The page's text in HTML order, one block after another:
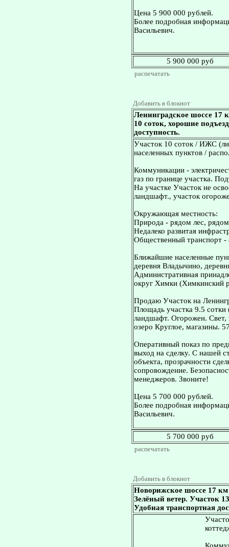
Цена 5 900 000 рублей.
Более подробная
Васильевич.
5 900 000 руб
распечатать
Добавить в блокнот
Ленинградское шоссе 17
10 соток, хорошие
доступность.
Участок 10 соток / ИЖС
населенных пунктов /
Коммуникации -
газ по границе участка.
На участке Участок не
ландшафт., участок
Окружающая местность:
Природа - рядом лес,
Недалеко развитая
Общественный транспорт -
Ближайшие населенные
деревня Владычино,
Административная
округ Химки (Химкинский
Продаю Участок на
Площадь участка 9.5
ландшафт. Огорожен. Свет,
озеро Круглое, магазины.
Оперативный показ по
выход на сделку. С нашей
объекта, прозрачности
сопровождение.
менеджеров. Звоните!
Цена 5 700 000 рублей.
Более подробная
Васильевич.
5 700 000 руб
распечатать
Добавить в блокнот
Новорижское шоссе 17
Зелёный ветер. Участок
Удобная транспортная